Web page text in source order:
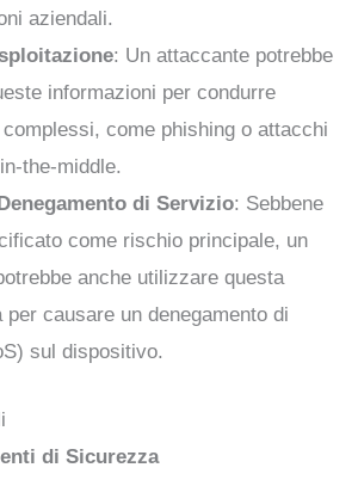
aziendali.
: Un attaccante potrebbe
informazioni per condurre
come phishing o attacchi
the-middle.
di Servizio: Sebbene
come rischio principale, un
anche utilizzare questa
per causare un denegamento di
sul dispositivo.
di Sicurezza